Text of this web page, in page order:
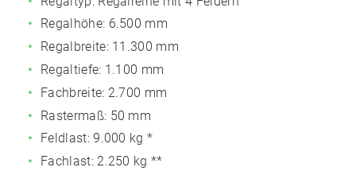
Regalhöhe: 6.500 mm
Regalbreite: 11.300 mm
Regaltiefe: 1.100 mm
Fachbreite: 2.700 mm
Rastermaß: 50 mm
Feldlast:9.000 kg *
Fachlast: 2.250 kg **